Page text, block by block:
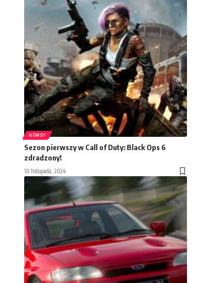
NEWSY
Sezon pierwszy w Call of Duty: Black Ops 6
zdradzony!
10 listopada, 2024